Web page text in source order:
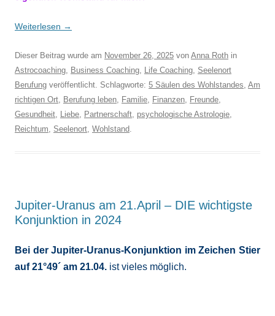
Weiterlesen →
Dieser Beitrag wurde am November 26, 2025 von Anna Roth in
Astrocoaching, Business Coaching, Life Coaching, Seelenort
Berufung veröffentlicht. Schlagworte: 5 Säulen des Wohlstandes, Am
richtigen Ort, Berufung leben, Familie, Finanzen, Freunde,
Gesundheit, Liebe, Partnerschaft, psychologische Astrologie,
Reichtum, Seelenort, Wohlstand.
Jupiter-Uranus am 21.April – DIE wichtigste
Konjunktion in 2024
Bei der Jupiter-Uranus-Konjunktion im Zeichen Stier
auf 21°49´ am 21.04. ist vieles möglich.